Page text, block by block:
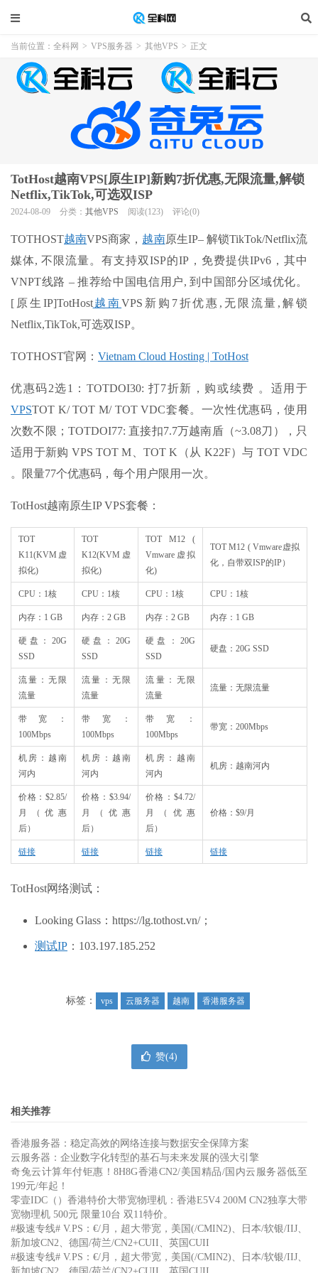
当前位置： 全科网 > VPS服务器 > 其他VPS > 正文
TotHost越南VPS[原生IP]新购7折优惠,无限流量,解锁
Netflix,TikTok,可选双ISP
2024-08-09 分类： 其他VPS 阅读(123) 评论(0)
TOTHOST越南VPS商家， 越南原生IP– 解锁TikTok/Netflix流
媒体, 不限流量。有支持双ISP的IP，免费提供IPv6，其中
VNPT线路 – 推荐给中国电信用户, 到中国部分区域优化。
[原生IP]TotHost越南VPS新购7折优惠,无限流量,解锁
Netflix,TikTok,可选双ISP。
TOTHOST官网： Vietnam Cloud Hosting | TotHost
优惠码2选1：TOTDOI30: 打7折新，购或续费 。适用于
VPSTOT K/ TOT M/ TOT VDC套餐。一次性优惠码，使用
次数不限；TOTDOI77: 直接扣7.7万越南盾（~3.08刀），只
适用于新购 VPS TOT M、TOT K（从 K22F）与 TOT VDC
。限量77个优惠码，每个用户限用一次。
TotHost越南原生IP VPS套餐：
TOT
K11(KVM虚
拟化)
TOT
K12(KVM虚
拟化)
TOT M12 (
Vmware虚拟
化)
TOT M12 ( Vmware虚拟
化，自带双ISP的IP）
CPU：1核 CPU：1核 CPU：1核 CPU：1核
内存：1 GB 内存：2 GB 内存：2 GB 内存：1 GB
硬盘：20G
SSD
硬盘：20G
SSD
硬盘：20G
SSD
硬盘：20G SSD
流量：无限
流量
流量：无限
流量
流量：无限
流量
流量：无限流量
带宽：
100Mbps
带宽：
100Mbps
带宽：
100Mbps
带宽：200Mbps
机房：越南
河内
机房：越南
河内
机房：越南
河内
机房：越南河内
价格：$2.85/
月（优惠
后）
价格：$3.94/
月（优惠
后）
价格：$4.72/
月（优惠
后）
价格：$9/月
链接 链接 链接 链接
TotHost网络测试：
Looking Glass：https://lg.tothost.vn/；
测试IP ：103.197.185.252
标签： vps 云服务器 越南 香港服务器
赞(4)
相关推荐
香港服务器：稳定高效的网络连接与数据安全保障方案
云服务器：企业数字化转型的基石与未来发展的强大引擎
奇兔云计算年付钜惠！8H8G香港CN2/美国精品/国内云服务器低至
199元/年起！
零壹IDC（）香港特价大带宽物理机：香港E5V4 200M CN2独享大带
宽物理机 500元 限量10台 双11特价。
#极速专线# V.PS：€/月，超大带宽，美国(/CMIN2)、日本/软银/IIJ、
新加坡CN2、德国/荷兰/CN2+CUII、英国CUII
#极速专线# V.PS：€/月，超大带宽，美国(/CMIN2)、日本/软银/IIJ、